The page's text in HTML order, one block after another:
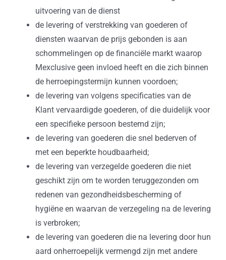
uitvoering van de dienst
de levering of verstrekking van goederen of
diensten waarvan de prijs gebonden is aan
schommelingen op de financiële markt waarop
Mexclusive geen invloed heeft en die zich binnen
de herroepingstermijn kunnen voordoen;
de levering van volgens specificaties van de
Klant vervaardigde goederen, of die duidelijk voor
een specifieke persoon bestemd zijn;
de levering van goederen die snel bederven of
met een beperkte houdbaarheid;
de levering van verzegelde goederen die niet
geschikt zijn om te worden teruggezonden om
redenen van gezondheidsbescherming of
hygiëne en waarvan de verzegeling na de levering
is verbroken;
de levering van goederen die na levering door hun
aard onherroepelijk vermengd zijn met andere